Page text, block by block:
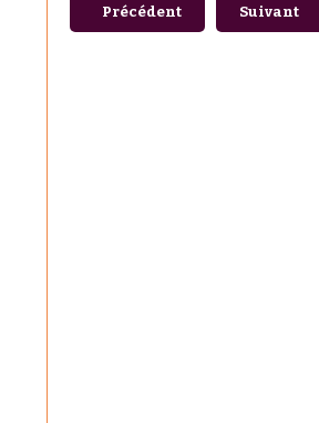
Article précédent :
Précédent Article
Suivant